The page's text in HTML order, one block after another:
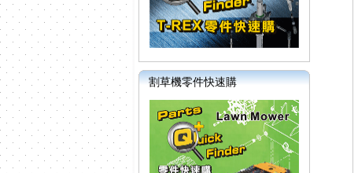
割草機零件快速購